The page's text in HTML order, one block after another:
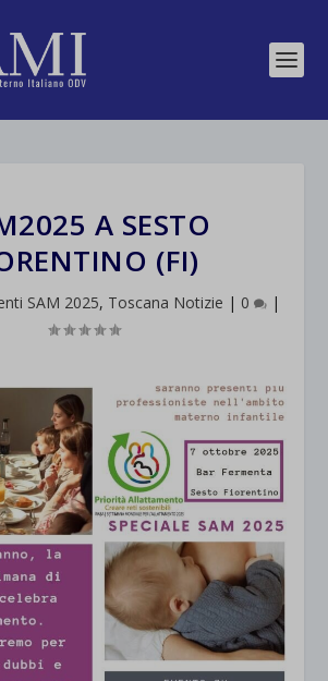
A SESTO
(FI)
SAM 2025, Toscana Notizie | 0 |